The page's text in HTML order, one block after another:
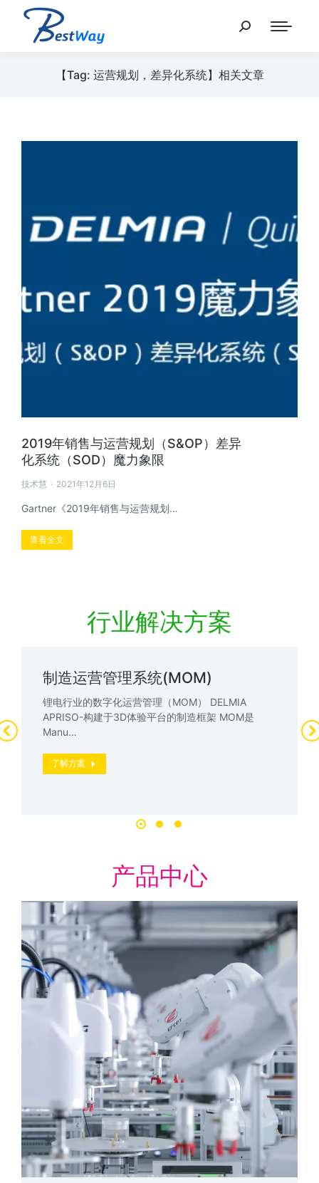
【Tag: 运营规划，差异化系统】相关文章
2019年销售与运营规划（S&OP）差异
化系统（SOD）魔力象限
技术慧 2021年12月6日
Gartner《2019年销售与运营规划…
查看全文
行业解决方案
制造运营管理系统(MOM)
锂电行业的数字化运营管理（MOM） DELMIA
APRISO-构建于3D体验平台的制造框架 MOM是
Manu…
了解方案
产品中心